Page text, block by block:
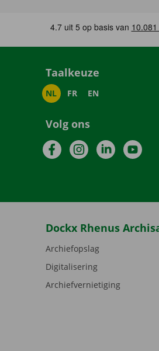
Taalkeuze
NL FR EN
Volg ons
FacebookInstagramLinkedIn
Dockx Rhenus
Archiefopslag
Digitalisering
Archiefvernietiging